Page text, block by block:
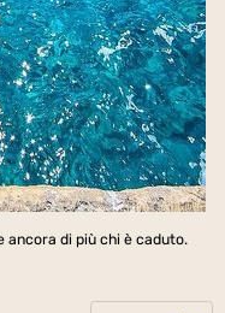
ancora di più chi è caduto.